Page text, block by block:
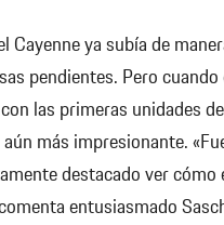
Cayenne ya subía de
pendientes. Pero cuando
las primeras unidades
más impresionante.
destacado ver cómo
entusiasmado